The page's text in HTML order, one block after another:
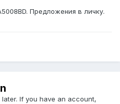
Предложения в личку.
If you have an account,